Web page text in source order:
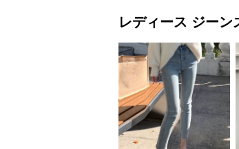
レディース ジーン